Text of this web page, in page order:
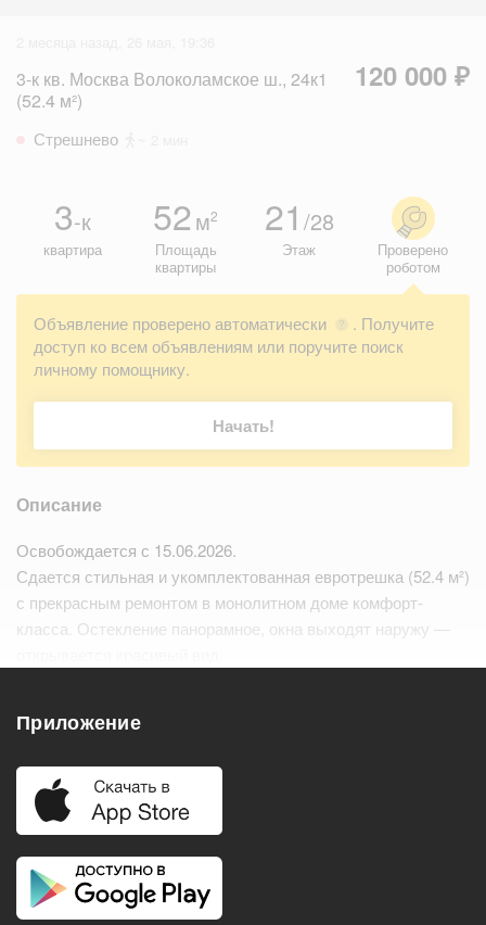
3-к кв. Москва Волоколамское ш., 24к1
(52.4 м²)
120 000 ₽
Стрешнево
3-к
квартира
52 м2
Площадь
квартиры
21 /28
Этаж
Проверено
роботом
Объявление проверено автоматически ?
. Получите
доступ ко всем объявлениям или поручите поиск
личному помощнику.
Начать!
Описание
Освобождается с 15.06.2026.
Сдается стильная и укомплектованная евротрешка (52.4 м²)
с прекрасным ремонтом в монолитном доме комфорт-
класса. Остекление панорамное, окна выходят наружу —
Удобства
Балкон
Телевизор
Приложение